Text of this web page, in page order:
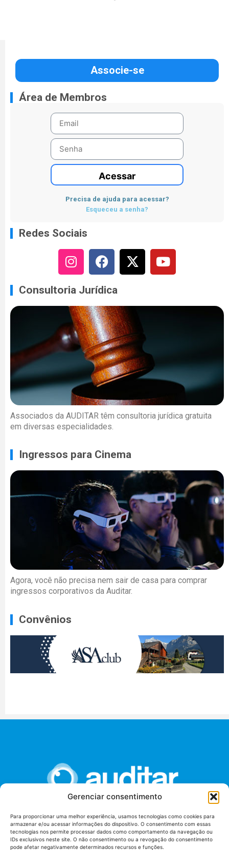
Gerenciar consentimento
Para proporcionar uma melhor experiência, usamos tecnologias como cookies para
armazenar e/ou acessar informações do dispositivo. O consentimento com essas
tecnologias nos permite processar dados como comportamento da navegação ou
IDs exclusivos neste site. O não consentimento ou a revogação do consentimento
pode afetar negativamente determinados recursos e funções.
Associe-se
Área de Membros
Acessar
Precisa de ajuda para acessar?
Esqueceu a senha?
Redes Sociais
Consultoria Jurídica
Associados da AUDITAR têm consultoria jurídica gratuita
em diversas especialidades.
Ingressos para Cinema
Agora, você não precisa nem sair de casa para comprar
ingressos corporativos da Auditar.
Convênios
União dos Auditores Federais de Controle Externo -
AUDITAR